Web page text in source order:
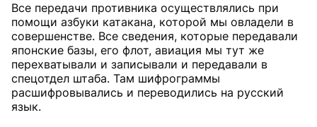
Все передачи противника осуществлялись при
помощи азбуки катакана, которой мы овладели в
совершенстве. Все сведения, которые передавали
японские базы, его флот, авиация мы тут же
перехватывали и записывали и передавали в
спецотдел штаба. Там шифрограммы
расшифровывались и переводились на русский
язык.